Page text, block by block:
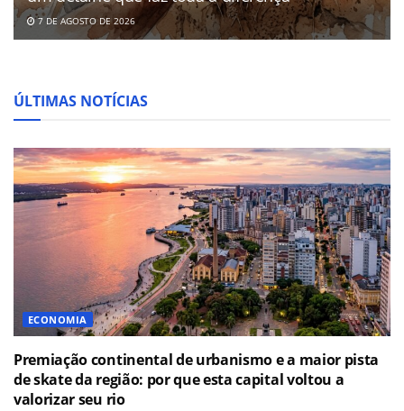
7 DE AGOSTO DE 2026
ÚLTIMAS NOTÍCIAS
ECONOMIA
Premiação continental de urbanismo e a maior pista
de skate da região: por que esta capital voltou a
valorizar seu rio